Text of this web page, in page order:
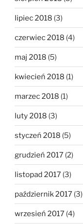
lipiec 2018 (3)
czerwiec 2018 (4)
maj 2018 (5)
kwiecień 2018 (1)
marzec 2018 (1)
luty 2018 (3)
styczeń 2018 (5)
grudzień 2017 (2)
listopad 2017 (3)
październik 2017 (3)
wrzesień 2017 (4)